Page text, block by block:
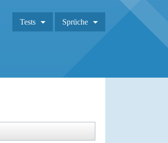
Tests Sprüche